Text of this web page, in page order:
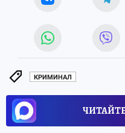
КРИМИНАЛ